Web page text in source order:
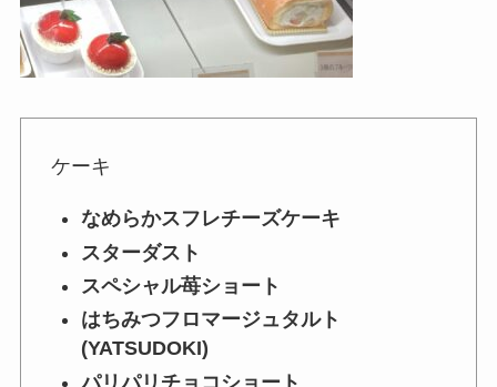
ケーキ
なめらかスフレチーズケーキ
スターダスト
スペシャル苺ショート
はちみつフロマージュタルト
(YATSUDOKI)
パリパリチョコショート